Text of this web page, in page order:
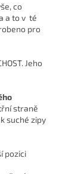
co
a to v té
pro
Jeho
straně
suché zipy
pozici